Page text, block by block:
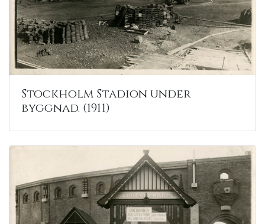
Stockholm Stadion under
byggnad. (1911)